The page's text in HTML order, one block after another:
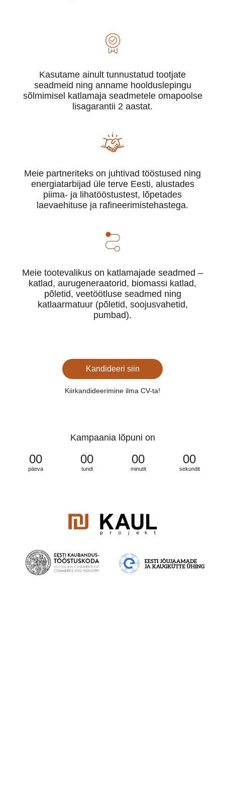
Kasutame ainult tunnustatud tootjate
seadmeid ning anname hoolduslepingu
sõlmimisel katlamaja seadmetele omapoolse
lisagarantii 2 aastat.
Meie partneriteks on juhtivad tööstused ning
energiatarbijad üle terve Eesti, alustades
piima- ja lihatööstustest, lõpetades
laevaehituse ja rafineerimistehastega.
Meie tootevalikus on katlamajade seadmed –
katlad, aurugeneraatorid, biomassi katlad,
põletid, veetöötluse seadmed ning
katlaarmatuur (põletid, soojusvahetid,
pumbad).
Kandideeri siin
Kiirkandideerimine ilma CV-ta!
Kampaania lõpuni on
00
päeva
00
tundi
00
minutit
00
sekundit